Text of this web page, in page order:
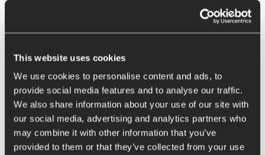
This website uses cookies
We use cookies to personalise content and ads, to
provide social media features and to analyse our traffic.
We also share information about your use of our site with
our social media, advertising and analytics partners who
may combine it with other information that you’ve
provided to them or that they’ve collected from your use
einen erheblichen Zeit- und Arbeitsaufwand, um
Stücklisten auf dem Laufenden zu halten, zu
scheitern, werden Sie enorme Mengen an Zeit,
Energie und Geld verschwenden.
25% weniger Zeitaufwand für
unproduktives
Stücklistenmanagement